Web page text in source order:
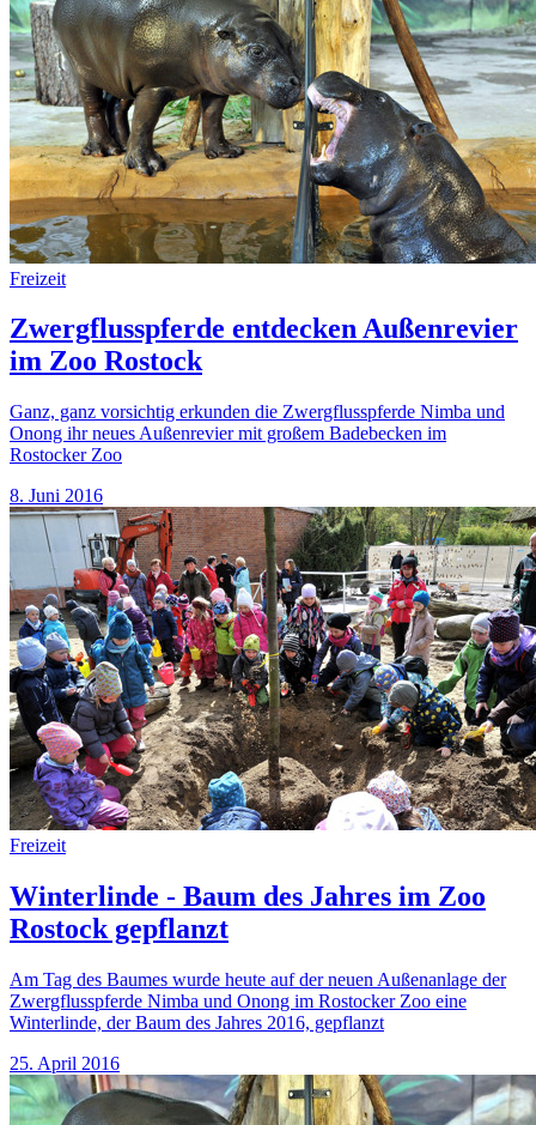
Freizeit
Zwergflusspferde entdecken Außenrevier
im Zoo Rostock
Ganz, ganz vorsichtig erkunden die Zwergflusspferde Nimba und
Onong ihr neues Außenrevier mit großem Badebecken im
Rostocker Zoo
8. Juni 2016
Freizeit
Winterlinde - Baum des Jahres im Zoo
Rostock gepflanzt
Am Tag des Baumes wurde heute auf der neuen Außenanlage der
Zwergflusspferde Nimba und Onong im Rostocker Zoo eine
Winterlinde, der Baum des Jahres 2016, gepflanzt
25. April 2016